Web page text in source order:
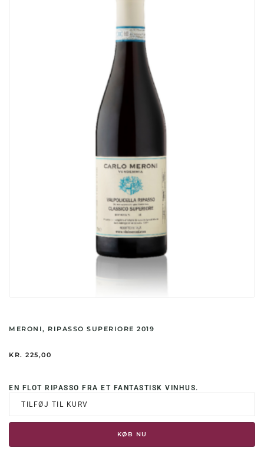
MERONI, RIPASSO SUPERIORE 2019
KR. 225,00
EN FLOT RIPASSO FRA ET FANTASTISK VINHUS.
TILFØJ TIL KURV
KØB NU